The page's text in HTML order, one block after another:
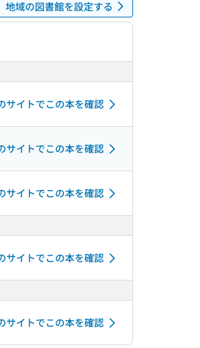
地域の図書館を設定する
サイトでこの本を確認
サイトでこの本を確認
サイトでこの本を確認
サイトでこの本を確認
サイトでこの本を確認